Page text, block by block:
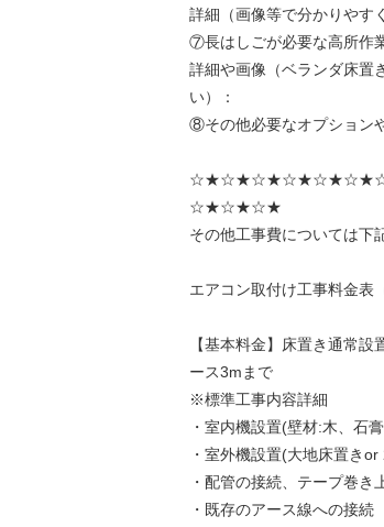
詳細（画像等で分かりやす
⑦長はしごが必要な高所作
詳細や画像（ベランダ床置
い）：
⑧その他必要なオプション
☆★☆★☆★
その他工事費については下
エアコン取付け工事料金表
【基本料金】床置き通常
ース3mまで
※標準工事内容詳細
・室内機設置(壁材:木、石
・室外機設置(大地床置き
・配管の接続、テープ巻き
・既存のアース線への接続